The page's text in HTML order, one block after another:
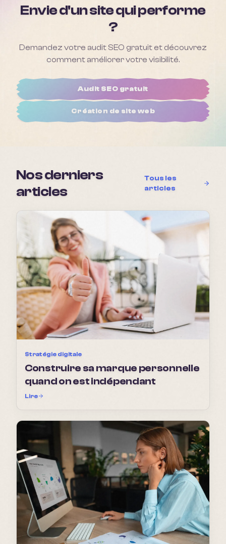
Envie d'un site qui performe
?
Demandez votre audit SEO gratuit et découvrez
comment améliorer votre visibilité.
Audit SEO gratuit
Création de site web
Nos derniers
articles
Tous les
articles
Stratégie digitale
Construire sa marque personnelle
quand on est indépendant
Lire